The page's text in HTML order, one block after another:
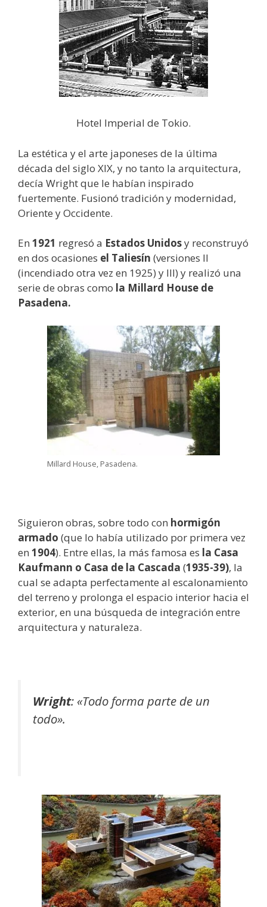
Hotel Imperial de Tokio.
La estética y el arte japoneses de la última
década del siglo XIX, y no tanto la arquitectura,
decía Wright que le habían inspirado
fuertemente. Fusionó tradición y modernidad,
Oriente y Occidente.
En 1921 regresó a Estados Unidosy reconstruyó
en dos ocasiones el Taliesín (versiones II
(incendiado otra vez en 1925) y III) y realizó una
serie de obras como la Millard House de
Pasadena.
Millard House, Pasadena.
Siguieron obras, sobre todo con hormigón
armado (que lo había utilizado por primera vez
en 1904). Entre ellas, la más famosa es la Casa
Kaufmann o Casa de la Cascada (1935-39), la
cual se adapta perfectamente al escalonamiento
del terreno y prolonga el espacio interior hacia el
exterior, en una búsqueda de integración entre
arquitectura y naturaleza.
Wright: «Todo forma parte de un
todo».